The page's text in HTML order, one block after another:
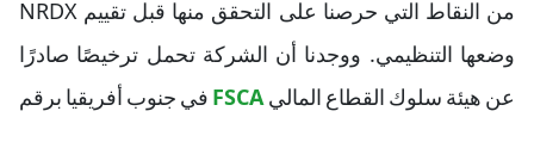
من النقاط التي حرصنا على التحقق منها قبل تقييم NRDX
وضعها التنظيمي. ووجدنا أن الشركة تحمل ترخيصًا صادرًا
عن هيئة سلوك القطاع الماليFSCA في جنوب أفريقيا برقم